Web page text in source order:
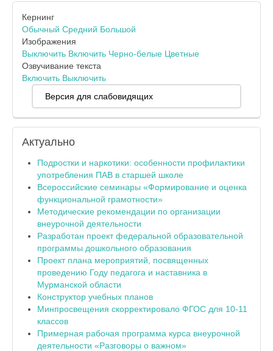
Кернинг
Обычный Средний Большой
Изображения
Выключить Включить Черно-белые Цветные
Озвучивание текста
Включить Выключить
Версия для слабовидящих
Актуально
Подростки и наркотики: особенности профилактики
употребления ПАВ в старшей школе
Всероссийские семинары «Формирование и оценка
функциональной грамотности»
Методические рекомендации по организации
внеурочной деятельности
Разработан проект федеральной образовательной
программы дошкольного образования
Проект плана мероприятий, посвященных
проведению Году педагога и наставника в
Мурманской области
Конструктор учебных планов
Минпросвещения скорректировало ФГОС для 10-11
классов
Примерная рабочая программа курса внеурочной
деятельности «Разговоры о важном»